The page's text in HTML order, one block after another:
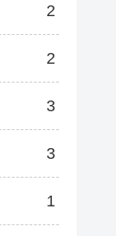
2
2
3
3
1